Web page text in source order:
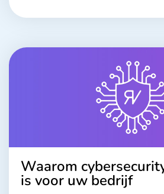
Waarom
is voor uw bedrijf